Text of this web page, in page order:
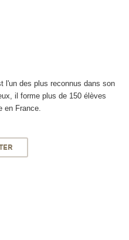
l'un des plus reconnus dans son
il forme plus de 150 élèves
en France.